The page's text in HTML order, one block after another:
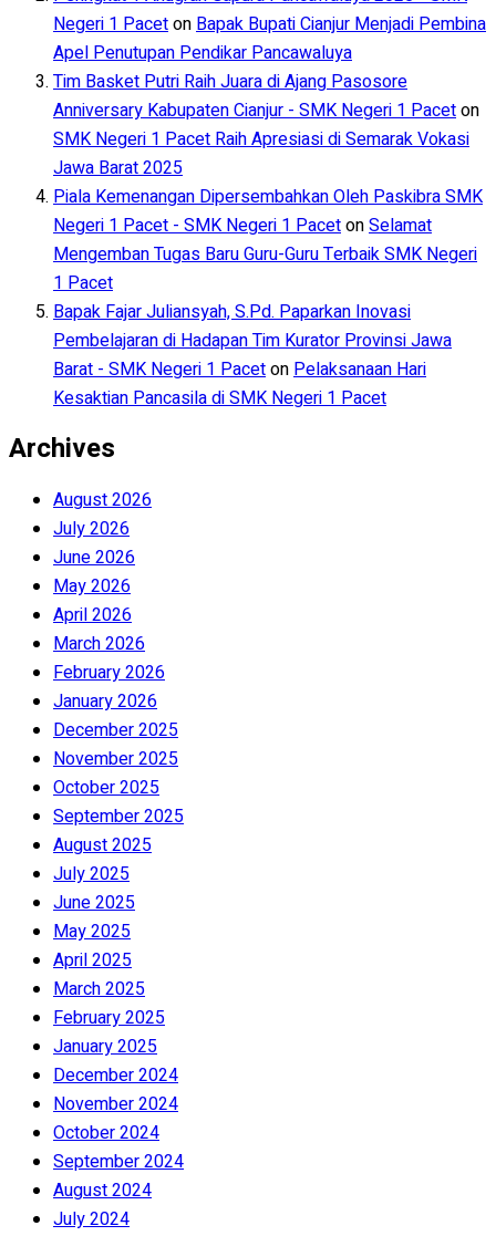
Negeri 1 PacetonBapak Bupati Cianjur Menjadi Pembina
Apel Penutupan Pendikar Pancawaluya
Tim Basket Putri Raih Juara di Ajang Pasosore
Anniversary Kabupaten Cianjur - SMK Negeri 1 Paceton
SMK Negeri 1 Pacet Raih Apresiasi di Semarak Vokasi
Jawa Barat 2025
Piala Kemenangan Dipersembahkan Oleh Paskibra SMK
Negeri 1 Pacet - SMK Negeri 1 PacetonSelamat
Mengemban Tugas Baru Guru-Guru Terbaik SMK Negeri
1 Pacet
Bapak Fajar Juliansyah, S.Pd. Paparkan Inovasi
Pembelajaran di Hadapan Tim Kurator Provinsi Jawa
Barat - SMK Negeri 1 PacetonPelaksanaan Hari
Kesaktian Pancasila di SMK Negeri 1 Pacet
Archives
August 2026
July 2026
June 2026
May 2026
April 2026
March 2026
February 2026
January 2026
December 2025
November 2025
October 2025
September 2025
August 2025
July 2025
June 2025
May 2025
April 2025
March 2025
February 2025
January 2025
December 2024
November 2024
October 2024
September 2024
August 2024
July 2024